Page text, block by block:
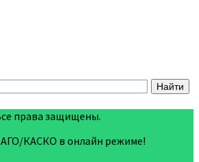
права защищены.
КАСКО в онлайн режиме!